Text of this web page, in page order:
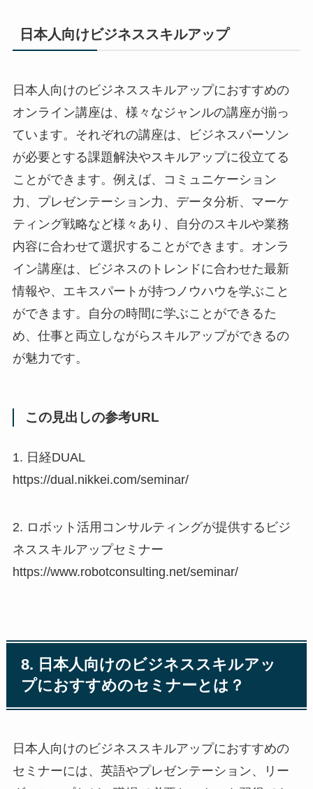
日本人向けビジネススキルアップ
日本人向けのビジネススキルアップにおすすめの
オンライン講座は、様々なジャンルの講座が揃っ
ています。それぞれの講座は、ビジネスパーソン
が必要とする課題解決やスキルアップに役立てる
ことができます。例えば、コミュニケーション
力、プレゼンテーション力、データ分析、マーケ
ティング戦略など様々あり、自分のスキルや業務
内容に合わせて選択することができます。オンラ
イン講座は、ビジネスのトレンドに合わせた最新
情報や、エキスパートが持つノウハウを学ぶこと
ができます。自分の時間に学ぶことができるた
め、仕事と両立しながらスキルアップができるの
が魅力です。
この見出しの参考URL
1. 日経DUAL
https://dual.nikkei.com/seminar/
2. ロボット活用コンサルティングが提供するビジ
ネススキルアップセミナー
https://www.robotconsulting.net/seminar/
8. 日本人向けのビジネススキルアッ
プにおすすめのセミナーとは？
日本人向けのビジネススキルアップにおすすめの
セミナーには、英語やプレゼンテーション、リー